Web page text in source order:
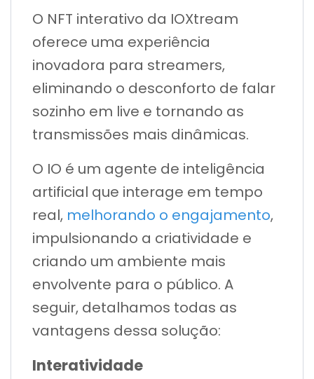
O NFT interativo da IOXtream
oferece uma experiência
inovadora para streamers,
eliminando o desconforto de falar
sozinho em live e tornando as
transmissões mais dinâmicas.
O IO é um agente de inteligência
artificial que interage em tempo
real, melhorando o engajamento,
impulsionando a criatividade e
criando um ambiente mais
envolvente para o público. A
seguir, detalhamos todas as
vantagens dessa solução:
Interatividade